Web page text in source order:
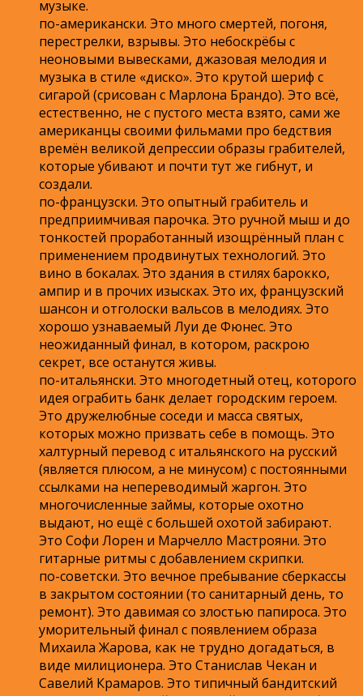
музыке.
по-американски. Это много смертей, погоня,
перестрелки, взрывы. Это небоскрёбы с
неоновыми вывесками, джазовая мелодия и
музыка в стиле «диско». Это крутой шериф с
сигарой (срисован с Марлона Брандо). Это всё,
естественно, не с пустого места взято, сами же
американцы своими фильмами про бедствия
времён великой депрессии образы грабителей,
которые убивают и почти тут же гибнут, и
создали.
по-французски. Это опытный грабитель и
предприимчивая парочка. Это ручной мыш и до
тонкостей проработанный изощрённый план с
применением продвинутых технологий. Это
вино в бокалах. Это здания в стилях барокко,
ампир и в прочих изысках. Это их, французский
шансон и отголоски вальсов в мелодиях. Это
хорошо узнаваемый Луи де Фюнес. Это
неожиданный финал, в котором, раскрою
секрет, все останутся живы.
по-итальянски. Это многодетный отец, которого
идея ограбить банк делает городским героем.
Это дружелюбные соседи и масса святых,
которых можно призвать себе в помощь. Это
халтурный перевод с итальянского на русский
(является плюсом, а не минусом) с постоянными
ссылками на непереводимый жаргон. Это
многочисленные займы, которые охотно
выдают, но ещё с большей охотой забирают.
Это Софи Лорен и Марчелло Мастрояни. Это
гитарные ритмы с добавлением скрипки.
по-советски. Это вечное пребывание сберкассы
в закрытом состоянии (то санитарный день, то
ремонт). Это давимая со злостью папироса. Это
уморительный финал с появлением образа
Михаила Жарова, как не трудно догадаться, в
виде милиционера. Это Станислав Чекан и
Савелий Крамаров. Это типичный бандитский